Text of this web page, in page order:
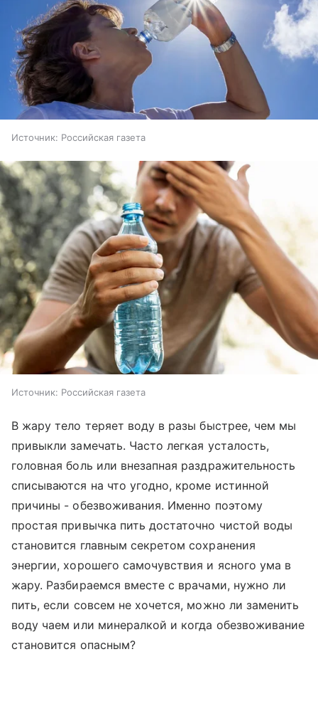
Источник: Российская газета
Источник: Российская газета
В жару тело теряет воду в разы быстрее, чем мы
привыкли замечать. Часто легкая усталость,
головная боль или внезапная раздражительность
списываются на что угодно, кроме истинной
причины - обезвоживания. Именно поэтому
простая привычка пить достаточно чистой воды
становится главным секретом сохранения
энергии, хорошего самочувствия и ясного ума в
жару. Разбираемся вместе с врачами, нужно ли
пить, если совсем не хочется, можно ли заменить
воду чаем или минералкой и когда обезвоживание
становится опасным?